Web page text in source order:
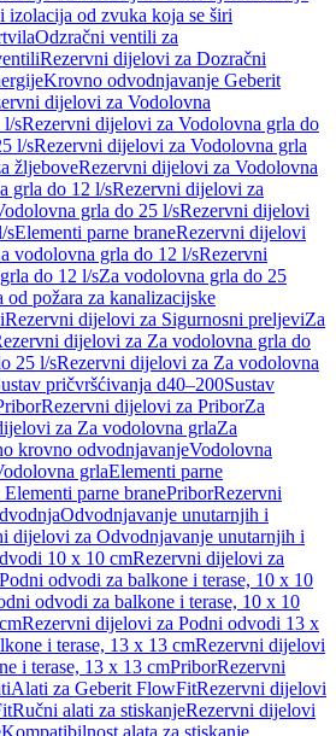
izolacija od zvuka koja se širi
Odzračni ventili za
Rezervni dijelovi za Dozračni
Krovno odvodnjavanje Geberit
dijelovi za Vodolovna
l/sRezervni dijelovi za Vodolovna grla do
l/sRezervni dijelovi za Vodolovna grla
žljeboveRezervni dijelovi za Vodolovna
grla do 12 l/sRezervni dijelovi za
grla do 25 l/sRezervni dijelovi
sElementi parne braneRezervni dijelovi
vodolovna grla do 12 l/sRezervni
do 12 l/sZa vodolovna grla do 25
od požara za kanalizacijske
Rezervni dijelovi za Sigurnosni preljeviZa
dijelovi za Za vodolovna grla do
25 l/sRezervni dijelovi za Za vodolovna
pričvršćivanja d40–200Sustav
Rezervni dijelovi za PriborZa
za Za vodolovna grlaZa
krovno odvodnjavanjeVodolovna
grlaElementi parne
parne branePriborRezervni
Odvodnjavanje unutarnjih i
dijelovi za Odvodnjavanje unutarnjih i
10 x 10 cmRezervni dijelovi za
Podni odvodi za balkone i terase, 10 x 10
odvodi za balkone i terase, 10 x 10
Rezervni dijelovi za Podni odvodi 13 x
i terase, 13 x 13 cmRezervni dijelovi
i terase, 13 x 13 cmPriborRezervni
Alati za Geberit FlowFitRezervni dijelovi
Ručni alati za stiskanjeRezervni dijelovi
Kompatibilnost alata za stiskanje